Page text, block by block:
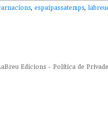
, espaipassatemps,
Edicions - Política de